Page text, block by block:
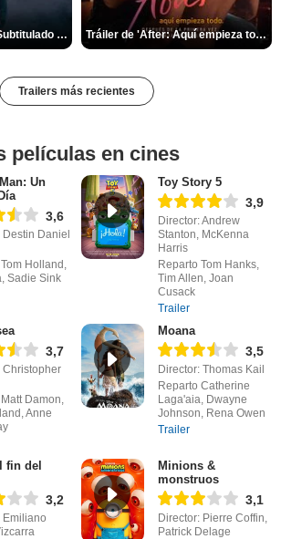
Primer Tráiler Oficial Subtitulado de 'La Noche Del Demonio: Están Entre Nosotros' Tráiler de 'After: Aquí empieza todo'
Trailers más recientes
películas en cines
Un
3,6
Destin Daniel
Holland,
Sadie Sink
Toy Story 5
3,9
Director: Andrew
Stanton, McKenna
Harris
Reparto Tom Hanks,
Tim Allen, Joan
Cusack
Trailer
3,7
Christopher
Damon,
Anne
Moana
3,5
Director: Thomas Kail
Reparto Catherine
Laga'aia, Dwayne
Johnson, Rena Owen
Trailer
fin del
3,2
Emiliano
Minions &
monstruos
3,1
Director: Pierre Coffin,
Patrick Delage